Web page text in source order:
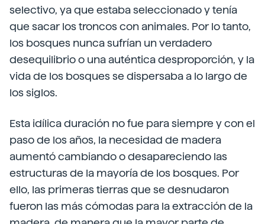
selectivo, ya que estaba seleccionado y tenía
que sacar los troncos con animales. Por lo tanto,
los bosques nunca sufrían un verdadero
desequilibrio o una auténtica desproporción, y la
vida de los bosques se dispersaba a lo largo de
los siglos.
Esta idílica duración no fue para siempre y con el
paso de los años, la necesidad de madera
aumentó cambiando o desapareciendo las
estructuras de la mayoría de los bosques. Por
ello, las primeras tierras que se desnudaron
fueron las más cómodas para la extracción de la